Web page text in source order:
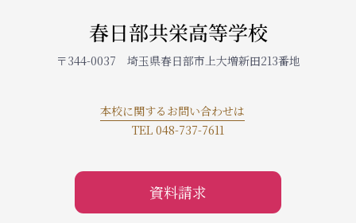
春日部共栄高等学校
〒344-0037 埼玉県春日部市上大増新田213番地
本校に関するお問い合わせは
TEL 048-737-7611
資料請求